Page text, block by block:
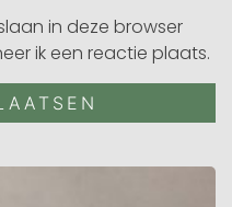
in deze browser
ik een reactie plaats.